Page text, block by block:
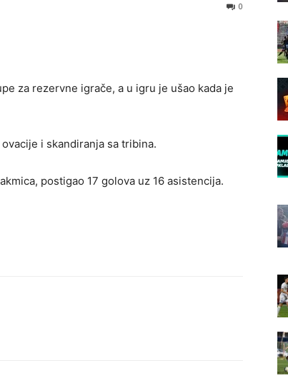
0
za rezervne igrače, a u igru je ušao kada je
i skandiranja sa tribina.
postigao 17 golova uz 16 asistencija.